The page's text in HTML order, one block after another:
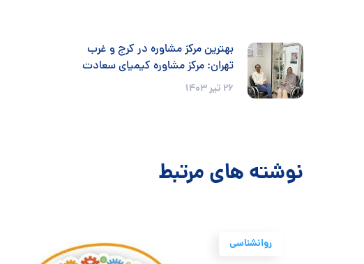
بهترین مرکز مشاوره در کرج و غرب
تهران: مرکز مشاوره کیمیای سعادت
26 تیر 1403
نوشته های مرتبط
روانشناسی